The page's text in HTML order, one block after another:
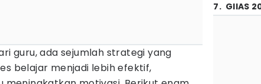
guru, ada sejumlah strategi yang
belajar menjadi lebih efektif,
7. GIIAS